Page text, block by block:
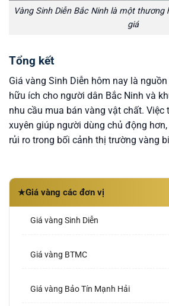
Vàng Sinh Diễn Bắc Ninh là một
giá
Tổng kết
Giá vàng Sinh Diễn hôm nay là
hữu ích cho người dân Bắc Ninh và
nhu cầu mua bán vàng vật chất. Việc
xuyên giúp người dùng chủ động
rủi ro trong bối cảnh thị trường vàng
★Giá vàng các đơn vị
Giá vàng Sinh Diễn
Giá vàng BTMC
Giá vàng Bảo Tín Mạnh Hải